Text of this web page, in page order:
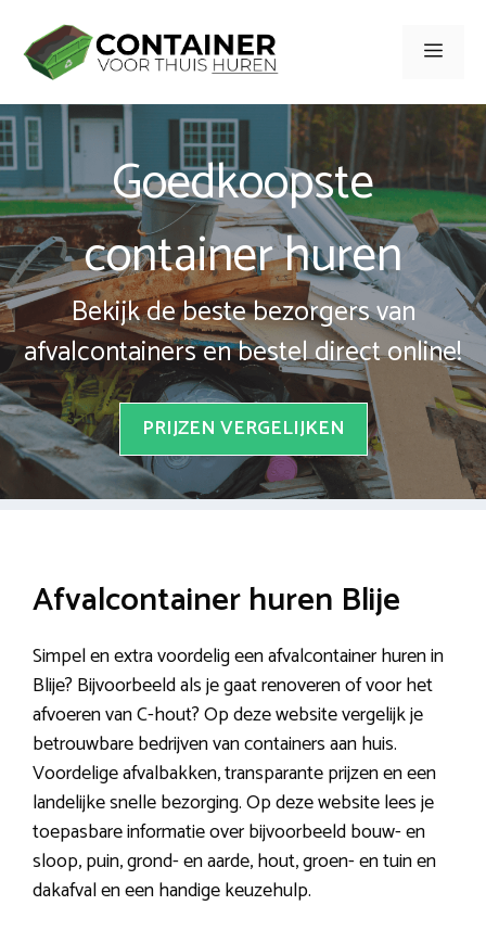
naar
inhoud
Menu
Goedkoopste
container huren
Bekijk de beste bezorgers van
afvalcontainers en bestel direct online!
PRIJZEN VERGELIJKEN
Afvalcontainer huren Blije
Simpel en extra voordelig een afvalcontainer huren in
Blije? Bijvoorbeeld als je gaat renoveren of voor het
afvoeren van C-hout? Op deze website vergelijk je
betrouwbare bedrijven van containers aan huis.
Voordelige afvalbakken, transparante prijzen en een
landelijke snelle bezorging. Op deze website lees je
toepasbare informatie over bijvoorbeeld bouw- en
sloop, puin, grond- en aarde, hout, groen- en tuin en
dakafval en een handige keuzehulp.